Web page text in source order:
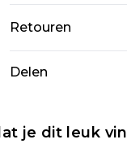
Expressdienst
Retouren
wordt gebracht
Delen
je dit leuk